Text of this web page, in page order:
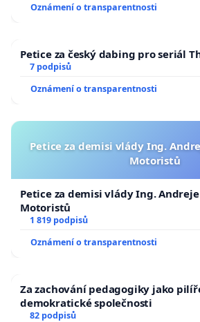
Oznámení o transparentnosti
Petice za český dabing pro seriál
7 podpisů
Oznámení o transparentnosti
Petice za demisi vlády Ing.
Motoristů
Petice za demisi vlády Ing. Andreje
Motoristů
1 819 podpisů
Oznámení o transparentnosti
Za zachování pedagogiky jako
demokratické společnosti
82 podpisů